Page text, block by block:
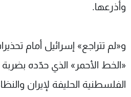
وأذرعها.
و«لم تتراجع» إسرائيل أمام
«الخط الأحمر» الذي حدّده
الفلسطنية الحليفة لإيران